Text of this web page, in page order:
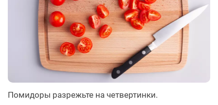
Помидоры разрежьте на четвертинки.